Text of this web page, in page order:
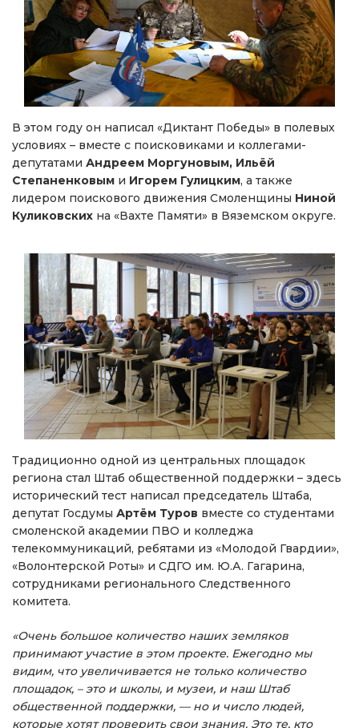
В этом году он написал «Диктант Победы» в полевых
условиях – вместе с поисковиками и коллегами-
депутатами Андреем Моргуновым, Ильёй
Степаненковым и Игорем Гулицким, а также
лидером поискового движения Смоленщины Ниной
Куликовских на «Вахте Памяти» в Вяземском округе.
Традиционно одной из центральных площадок
региона стал Штаб общественной поддержки – здесь
исторический тест написал председатель Штаба,
депутат Госдумы Артём Туров вместе со студентами
смоленской академии ПВО и колледжа
телекоммуникаций, ребятами из «Молодой Гвардии»,
«Волонтерской Роты» и СДГО им. Ю.А. Гагарина,
сотрудниками регионального Следственного
комитета.
«Очень большое количество наших земляков
принимают участие в этом проекте. Ежегодно мы
видим, что увеличивается не только количество
площадок, – это и школы, и музеи, и наш Штаб
общественной поддержки, — но и число людей,
которые хотят проверить свои знания. Это те, кто